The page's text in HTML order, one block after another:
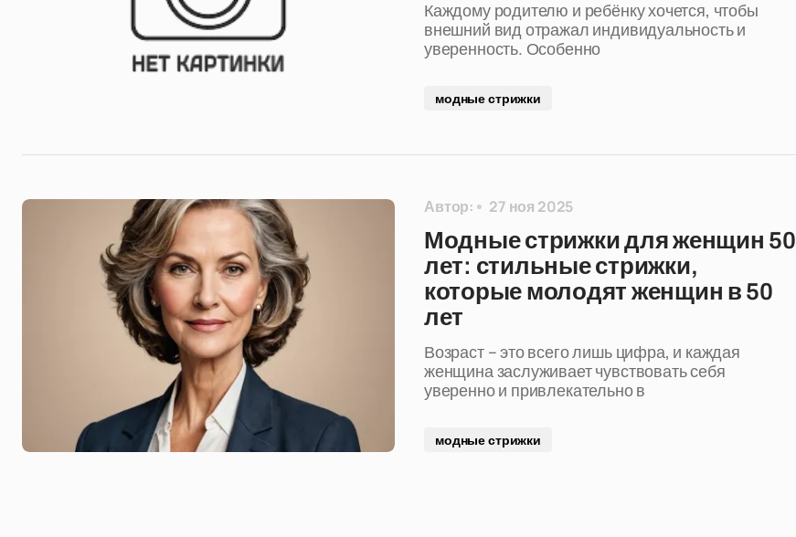
Каждому родителю и ребёнку хочется, чтобы
внешний вид отражал индивидуальность и
уверенность. Особенно
модные стрижки
Автор: 27 ноя 2025
Модные стрижки для женщин 50
лет: стильные стрижки,
которые молодят женщин в 50
лет
Возраст – это всего лишь цифра, и каждая
женщина заслуживает чувствовать себя
уверенно и привлекательно в
модные стрижки